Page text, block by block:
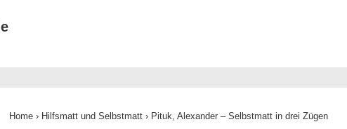
Home › Hilfsmatt und Selbstmatt › Pituk, Alexander – Selbstmatt in drei Zügen